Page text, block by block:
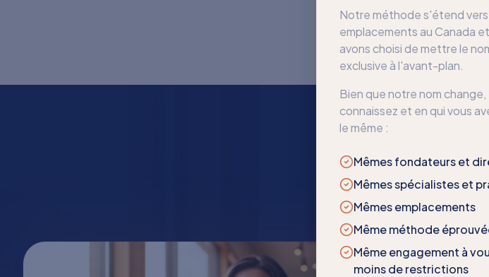
Notre méthode s'étend
emplacements au Canada
avons choisi de mettre le
exclusive à l'avant-plan.
Bien que notre nom
connaissez et en qui vous
le même :
Mêmes fondateurs et
Mêmes spécialistes et
Mêmes emplacements
Même méthode
Même engagement à
moins de restrictions